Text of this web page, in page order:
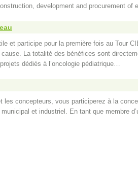
development and procurement of
et participe pour la première fois au Tour
La totalité des bénéfices sont
dédiés à l’oncologie pédiatrique…
les concepteurs, vous participerez à la
et industriel. En tant que membre